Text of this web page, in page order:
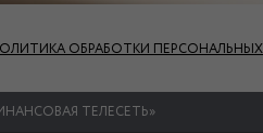
ОБРАБОТКИ
ТЕЛЕСЕТЬ»